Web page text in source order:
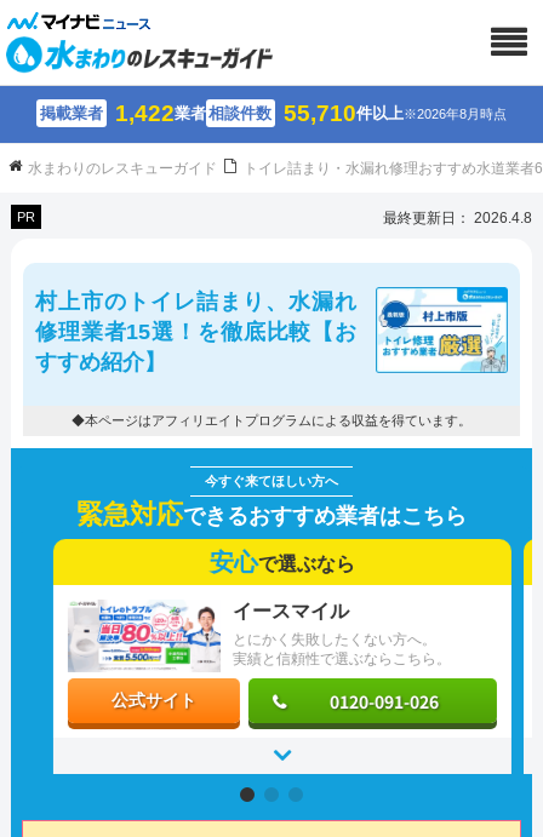
掲載業者 1,422業者相談件数 55,710件以上※2026年8月時点
水まわりのレスキューガイド トイレ詰まり・水漏れ修理おすすめ水道業
PR 最終更新日： 2026.4.8
村上市のトイレ詰まり、水漏れ
修理業者15選！を徹底比較【お
すすめ紹介】
◆本ページはアフィリエイトプログラムによる収益を得ています。
緊急対応できるおすすめ業者はこちら
安心で選ぶなら
とにかく失敗したくない方へ。
実績と信頼性で選ぶならこちら。
イースマイル
公式サイト 0120-091-026